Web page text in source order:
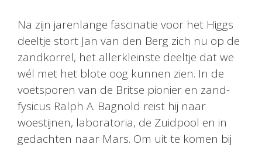
Na zijn jarenlange fascinatie voor het Higgs
deeltje stort Jan van den Berg zich nu op de
zandkorrel, het allerkleinste deeltje dat we
wél met het blote oog kunnen zien. In de
voetsporen van de Britse pionier en zand-
fysicus Ralph A. Bagnold reist hij naar
woestijnen, laboratoria, de Zuidpool en in
gedachten naar Mars. Om uit te komen bij